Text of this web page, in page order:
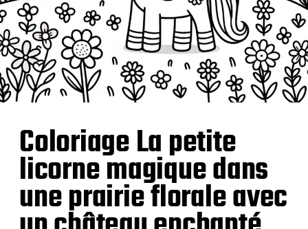
Coloriage La petite
licorne magique dans
une prairie florale avec